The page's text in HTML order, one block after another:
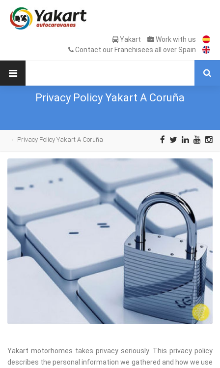
Yakart
Work with us
Contact our Franchisees all over Spain
Privacy Policy Yakart A Coruña
Privacy Policy Yakart A Coruña
Yakart motorhomes takes privacy seriously. This privacy policy
describes the personal information we gathered and how we use